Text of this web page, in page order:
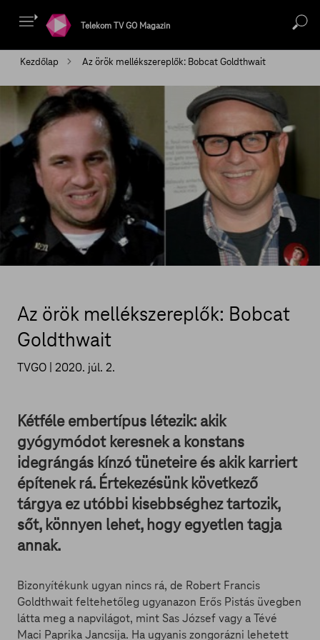
Telekom TV GO Magazin
Kezdőlap Az örök mellékszereplők: Bobcat Goldthwait
Az örök mellékszereplők: Bobcat
Goldthwait
TVGO | 2020. júl. 2.
Kétféle embertípus létezik: akik
gyógymódot keresnek a konstans
idegrángás kínzó tüneteire és akik karriert
építenek rá. Értekezésünk következő
tárgya ez utóbbi kisebbséghez tartozik,
sőt, könnyen lehet, hogy egyetlen tagja
annak.
Bizonyítékunk ugyan nincs rá, de Robert Francis
Goldthwait feltehetőleg ugyanazon Erős Pistás üvegben
látta meg a napvilágot, mint Sas József vagy a Tévé
Maci Paprika Jancsija. Ha ugyanis zongorázni lehetett